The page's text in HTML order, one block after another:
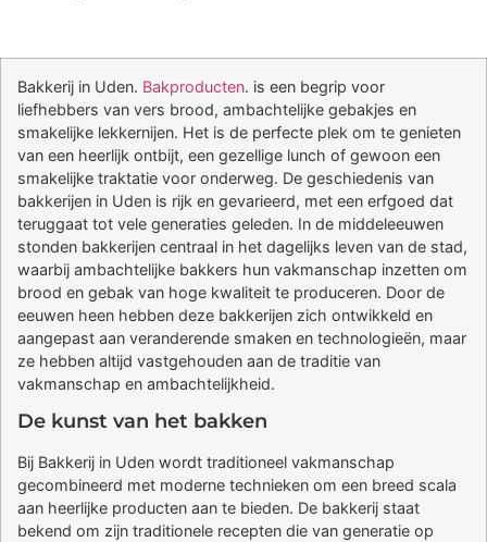
Bakkerij in Uden. Bakproducten. is een begrip voor
liefhebbers van vers brood, ambachtelijke gebakjes en
smakelijke lekkernijen. Het is de perfecte plek om te genieten
van een heerlijk ontbijt, een gezellige lunch of gewoon een
smakelijke traktatie voor onderweg. De geschiedenis van
bakkerijen in Uden is rijk en gevarieerd, met een erfgoed dat
teruggaat tot vele generaties geleden. In de middeleeuwen
stonden bakkerijen centraal in het dagelijks leven van de stad,
waarbij ambachtelijke bakkers hun vakmanschap inzetten om
brood en gebak van hoge kwaliteit te produceren. Door de
eeuwen heen hebben deze bakkerijen zich ontwikkeld en
aangepast aan veranderende smaken en technologieën, maar
ze hebben altijd vastgehouden aan de traditie van
vakmanschap en ambachtelijkheid.
De kunst van het bakken
Bij Bakkerij in Uden wordt traditioneel vakmanschap
gecombineerd met moderne technieken om een breed scala
aan heerlijke producten aan te bieden. De bakkerij staat
bekend om zijn traditionele recepten die van generatie op